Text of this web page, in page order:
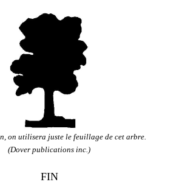
on utilisera juste le feuillage de cet arbre.
(Dover publications inc.)
FIN